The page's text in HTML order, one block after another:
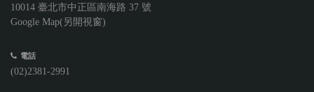
10014 臺北市中正區南海路 37 號
Google Map(另開視窗)
電話
(02)2381-2991